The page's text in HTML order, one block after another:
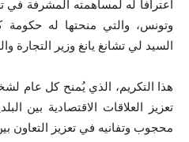
اعترافا له لمساهمته المشرفة في
وتونس، والتي منحتها له حكومة
السيد لي تشانغ يانغ وزير التجارة
هذا التكريم، الذي يُمنح كل
تعزيز العلاقات الاقتصادية بين
محجوب وتفانيه في تعزيز التعاون